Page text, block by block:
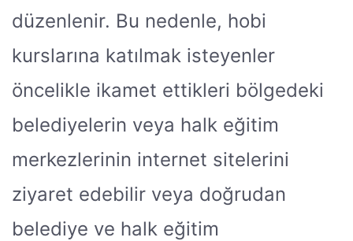
düzenlenir. Bu nedenle, hobi
kurslarına katılmak isteyenler
öncelikle ikamet ettikleri bölgedeki
belediyelerin veya halk eğitim
merkezlerinin internet sitelerini
ziyaret edebilir veya doğrudan
belediye ve halk eğitim